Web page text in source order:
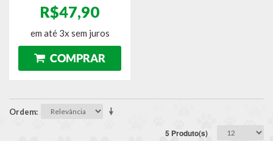
R$47,90
em até 3x sem juros
Ordem
5 Produto(s)